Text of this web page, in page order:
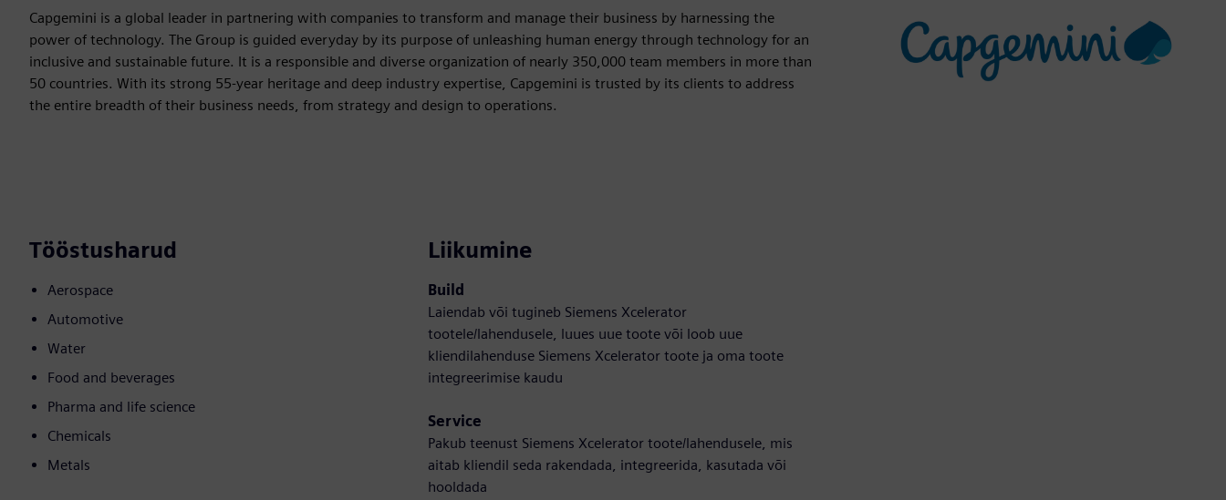
Capgemini is a global leader in partnering with companies to transform and manage their business by harnessing the
power of technology. The Group is guided everyday by its purpose of unleashing human energy through technology for an
inclusive and sustainable future. It is a responsible and diverse organization of nearly 350,000 team members in more than
50 countries. With its strong 55-year heritage and deep industry expertise, Capgemini is trusted by its clients to address
the entire breadth of their business needs, from strategy and design to operations.
Tööstusharud
Aerospace
Automotive
Water
Food and beverages
Pharma and life science
Chemicals
Metals
Liikumine
Build
Laiendab või tugineb Siemens Xcelerator
tootele/lahendusele, luues uue toote või loob uue
kliendilahenduse Siemens Xcelerator toote ja oma toote
integreerimise kaudu
Service
Pakub teenust Siemens Xcelerator toote/lahendusele, mis
aitab kliendil seda rakendada, integreerida, kasutada või
hooldada